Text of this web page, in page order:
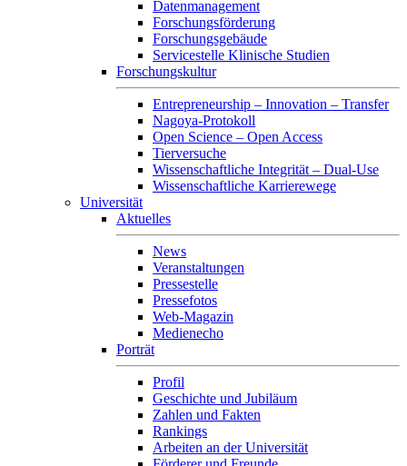
Datenmanagement
Forschungsförderung
Forschungsgebäude
Servicestelle Klinische Studien
Forschungskultur
Entrepreneurship – Innovation – Transfer
Nagoya-Protokoll
Open Science – Open Access
Tierversuche
Wissenschaftliche Integrität – Dual-Use
Wissenschaftliche Karrierewege
Universität
Aktuelles
News
Veranstaltungen
Pressestelle
Pressefotos
Web-Magazin
Medienecho
Porträt
Profil
Geschichte und Jubiläum
Zahlen und Fakten
Rankings
Arbeiten an der Universität